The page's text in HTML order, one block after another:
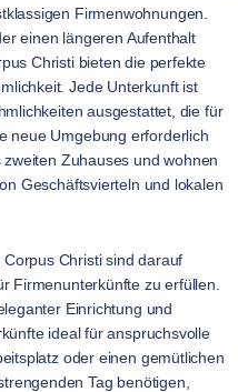
Firmenwohnungen.
einen längeren Aufenthalt
Christi bieten die perfekte
Jede Unterkunft ist
ausgestattet, die für
neue Umgebung erforderlich
Zuhauses und wohnen
Geschäftsvierteln und lokalen
Christi sind darauf
Firmenunterkünfte zu erfüllen.
Einrichtung und
ideal für anspruchsvolle
oder einen gemütlichen
Tag benötigen,